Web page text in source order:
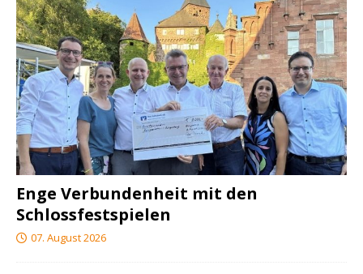
Enge Verbundenheit mit den
Schlossfestspielen
07. August 2026